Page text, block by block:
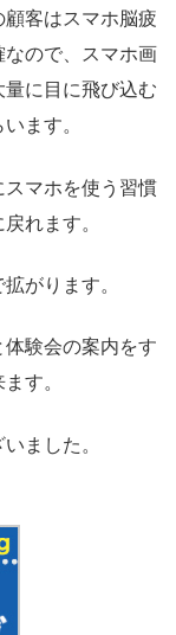
客はスマホ脳疲
ので、スマホ画
に目に飛び込む
ます。
マホを使う習慣
れます。
がります。
験会の案内をす
す。
ました。